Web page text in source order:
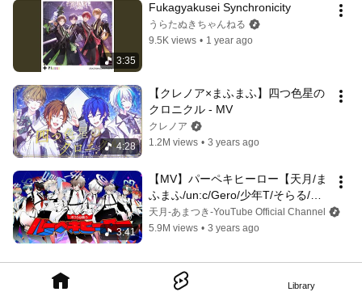
Library
3:35
Fukagyakusei Synchronicity
うらたぬきちゃんねる
9.5K views • 1 year ago
4:28
【クレノア×まふまふ】四つ色星の
クロニクル - MV
クレノア
1.2M views • 3 years ago
3:41
【MV】パーペキヒーロー【天月/ま
ふまふ/un:c/Gero/少年T/そらる/超
学生/となりの坂田。/luz】
天月-あまつき-YouTube Official Channel
5.9M views • 3 years ago